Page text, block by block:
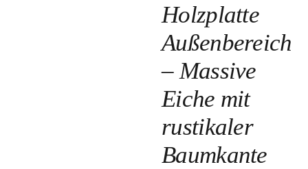
Holzplatte
Außenbereich
– Massive
Eiche mit
rustikaler
Baumkante